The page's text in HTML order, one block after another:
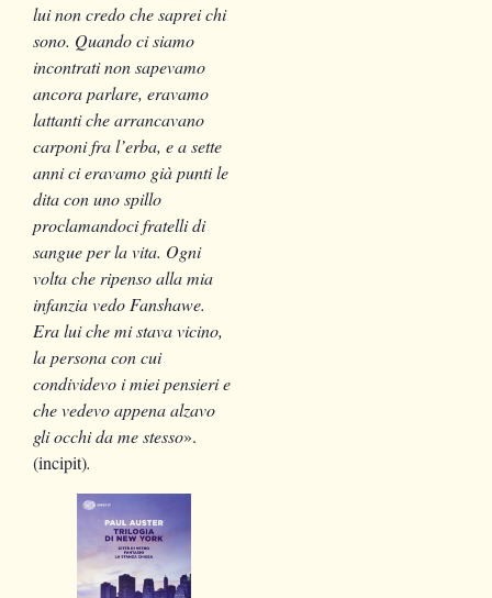
lui non credo che saprei chi
sono. Quando ci siamo
incontrati non sapevamo
ancora parlare, eravamo
lattanti che arrancavano
carponi fra l’erba, e a sette
anni ci eravamo già punti le
dita con uno spillo
proclamandoci fratelli di
sangue per la vita. Ogni
volta che ripenso alla mia
infanzia vedo Fanshawe.
Era lui che mi stava vicino,
la persona con cui
condividevo i miei pensieri e
che vedevo appena alzavo
gli occhi da me stesso».
(incipit).